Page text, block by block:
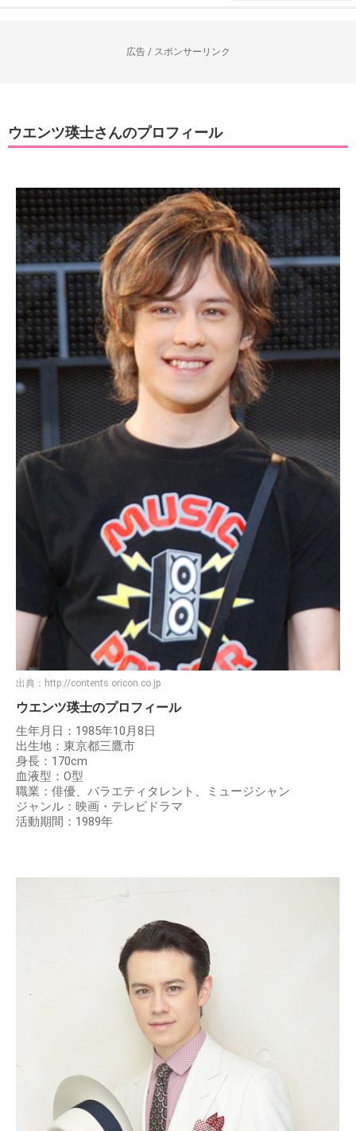
広告 / スポンサーリンク
ウエンツ瑛士さんのプロフィール
出典： http://contents.oricon.co.jp
ウエンツ瑛士のプロフィール
生年月日：1985年10月8日
出生地：東京都三鷹市
身長：170cm
血液型：O型
職業：俳優、バラエティタレント、ミュージシャン
ジャンル：映画・テレビドラマ
活動期間：1989年